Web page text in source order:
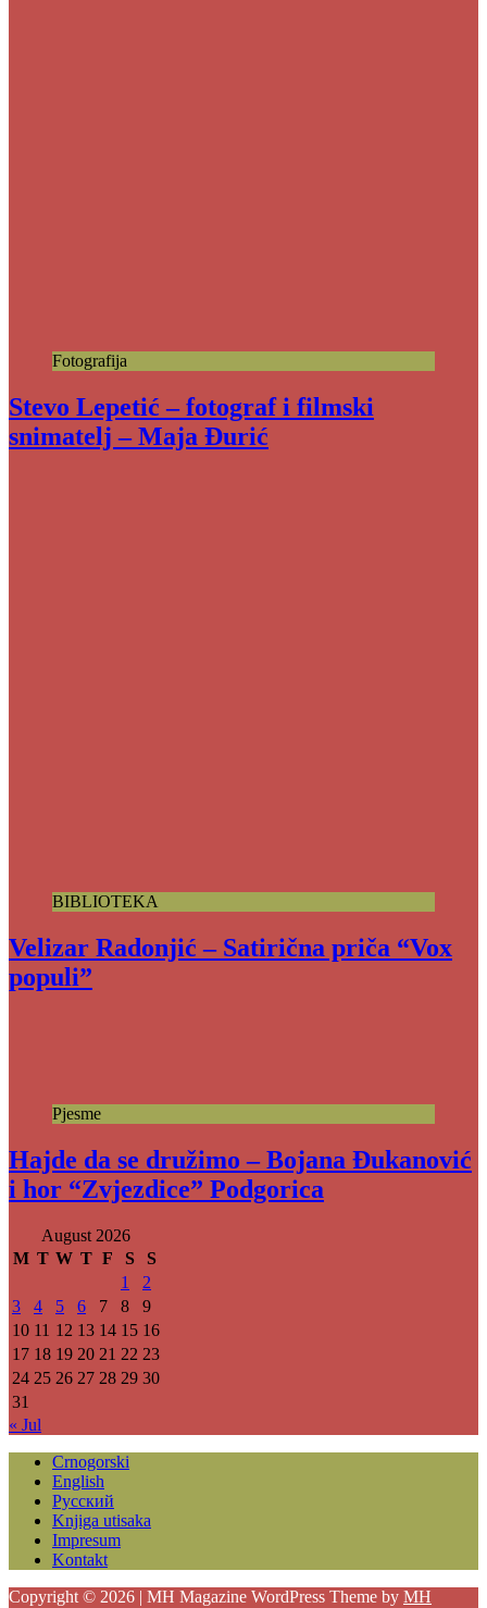
Fotografija
Stevo Lepetić – fotograf i filmski
snimatelj – Maja Đurić
BIBLIOTEKA
Velizar Radonjić – Satirična priča “Vox
populi”
Pjesme
Hajde da se družimo – Bojana Đukanović
i hor “Zvjezdice” Podgorica
August 2026
M T W T F S
S
1
2
3
4 5 6 7 8
9
10 11 12 13 14 15 16
17 18 19 20 21 22 23
24 25 26 27 28 29 30
31
« Jul
Crnogorski
English
Русский
Knjiga utisaka
Impresum
Kontakt
Copyright © 2026 | MH Magazine WordPress Theme by MH